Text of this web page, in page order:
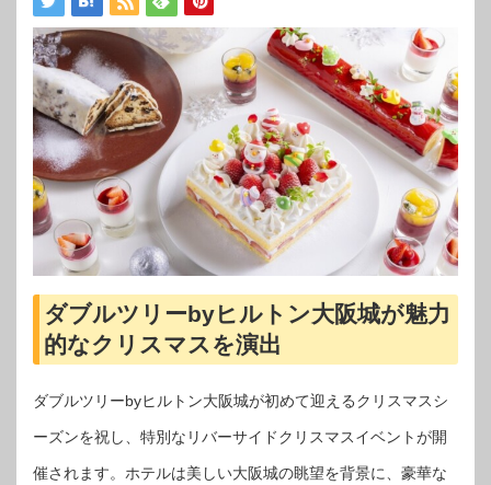
ダブルツリーbyヒルトン大阪城が魅力
的なクリスマスを演出
ダブルツリーbyヒルトン大阪城が初めて迎えるクリスマスシ
ーズンを祝し、特別なリバーサイドクリスマスイベントが開
催されます。ホテルは美しい大阪城の眺望を背景に、豪華な